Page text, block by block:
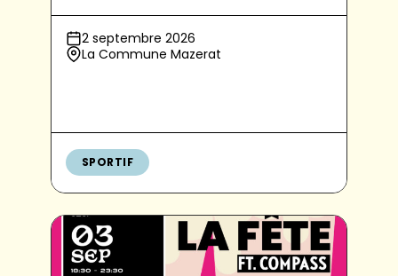
2 septembre 2026
La Commune Mazerat
SPORTIF